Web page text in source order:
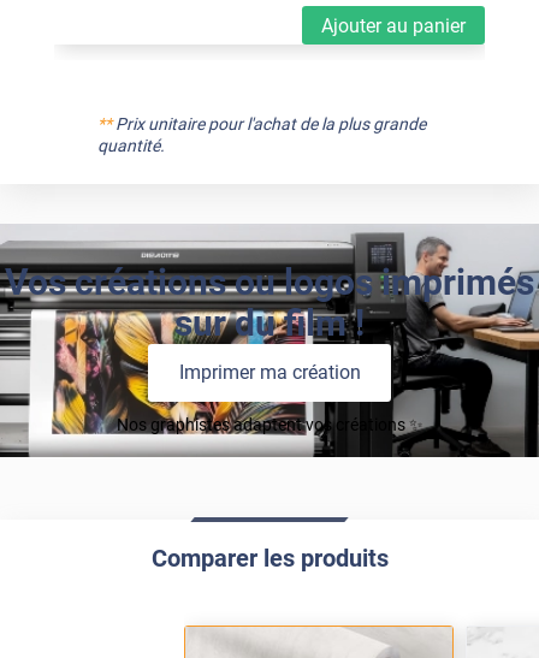
Ajouter au panier
**Prix unitaire pour l'achat de la plus grande
quantité.
Vos créations ou logos imprimés
sur du film !
Imprimer ma création
Nos graphistes adaptent vos créations ✨
Comparer les produits